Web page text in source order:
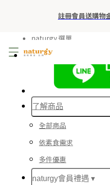
註冊會員送購物
naturgy 選單
了解商品
全部商品
依素食需求
多件優惠
naturgy會員禮遇 ▾